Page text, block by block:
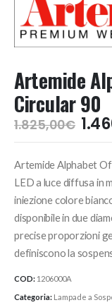
Artemide
Circular 90
1.825,00€ Il
era:
Artemide Alphabet
LED a luce diffusa in
iniezione colore
disponibile in due
precise proporzioni
definiscono la
COD: 1206000A
Categoria: Lampade a